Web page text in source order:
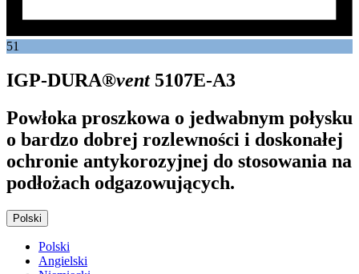
51
IGP-DURA®vent 5107E-A3
Powłoka proszkowa o jedwabnym połysku
o bardzo dobrej rozlewności i doskonałej
ochronie antykorozyjnej do stosowania na
podłożach odgazowujących.
Polski
Polski
Angielski